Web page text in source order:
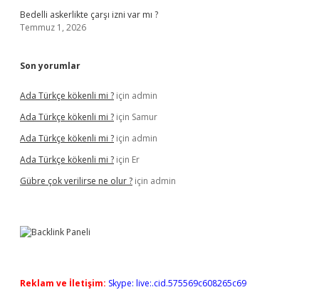
Bedelli askerlikte çarşı izni var mı ?
Temmuz 1, 2026
Son yorumlar
Ada Türkçe kökenli mi ? için admin
Ada Türkçe kökenli mi ? için Samur
Ada Türkçe kökenli mi ? için admin
Ada Türkçe kökenli mi ? için Er
Gübre çok verilirse ne olur ? için admin
Reklam ve İletişim: Skype: live:.cid.575569c608265c69